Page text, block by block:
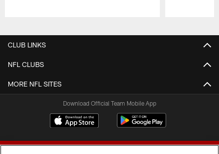
CLUB LINKS
NFL CLUBS
MORE NFL SITES
Download Official Team Mobile App